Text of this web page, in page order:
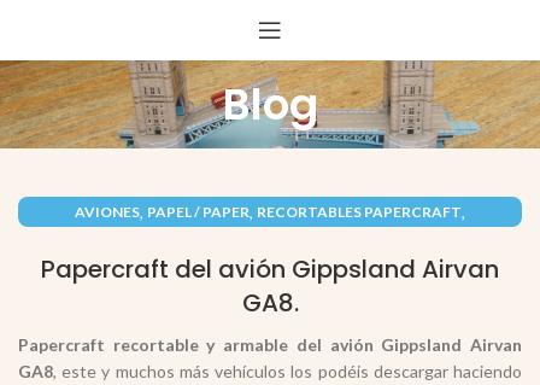
Blog
AVIONES, PAPEL / PAPER, RECORTABLES PAPERCRAFT,
Papercraft del avión Gippsland Airvan
GA8.
Papercraft recortable y armable del avión Gippsland Airvan
GA8, este y muchos más vehículos los podéis descargar haciendo